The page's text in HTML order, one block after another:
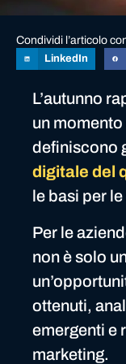
Condividi l’articolo
LinkedIn
L’autunno
un
definiscono
digitale del
le basi per
Per le
non è solo
ottenuti,
emergenti e
marketing.